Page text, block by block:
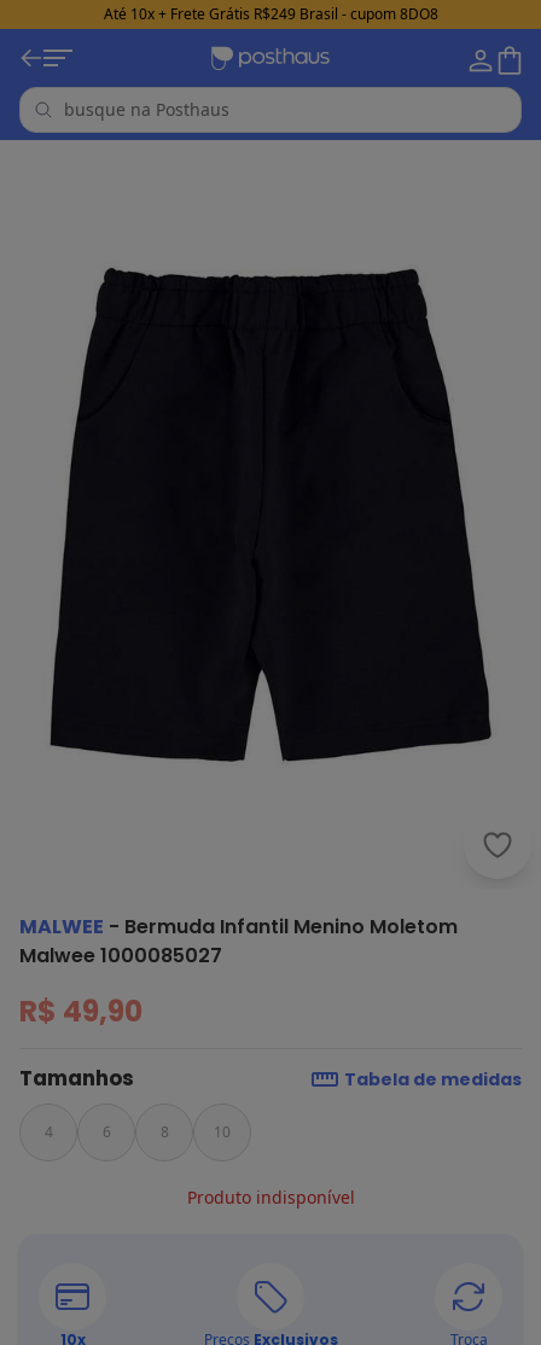
Até 10x + Frete Grátis R$249 Brasil - cupom 8DO8
MALWEE - Bermuda Infantil Menino Moletom
Malwee 1000085027
R$ 49,90
Tamanhos Tabela de medidas
4 6 8 10
Produto indisponível
10x
Preços Exclusivos
Troca